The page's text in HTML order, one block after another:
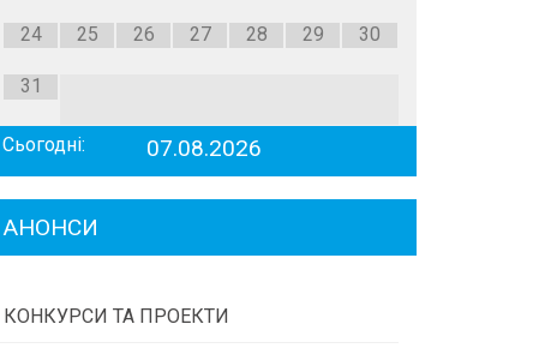
24 25 26 27 28 29 30
31
Сьогодні: 07.08.2026
АНОНСИ
КОНКУРСИ ТА ПРОЕКТИ